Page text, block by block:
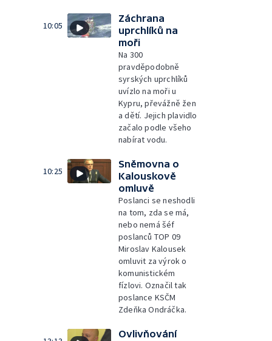
10:05
Záchrana
uprchlíků na
moři
Na 300
pravděpodobně
syrských uprchlíků
uvízlo na moři u
Kypru, převážně žen
a dětí. Jejich plavidlo
začalo podle všeho
nabírat vodu.
10:25
Sněmovna o
Kalouskově
omluvě
Poslanci se neshodli
na tom, zda se má,
nebo nemá šéf
poslanců TOP 09
Miroslav Kalousek
omluvit za výrok o
komunistickém
fízlovi. Označil tak
poslance KSČM
Zdeňka Ondráčka.
Ovlivňování